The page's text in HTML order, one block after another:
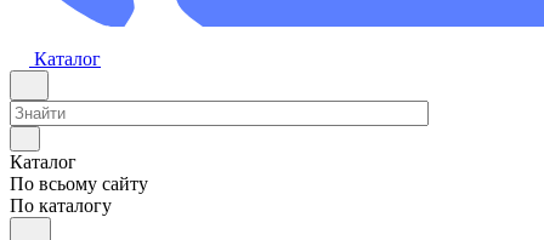
Каталог
Каталог
По всьому сайту
По каталогу